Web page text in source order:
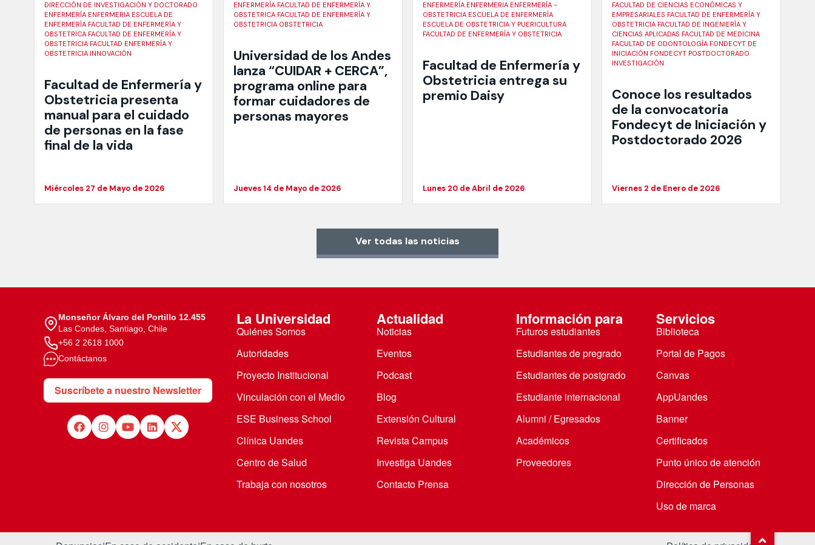
DIRECCIÓN DE INVESTIGACIÓN Y DOCTORADO
ENFERMERÍA ENFERMERIA ESCUELA DE
ENFERMERÍA FACULTAD DE ENFERMERÍA Y
OBSTETRICA FACULTAD DE ENFERMERÍA Y
OBSTETRICIA FACULTAD ENFERMERÍA Y
OBSTETRICIA INNOVACIÓN
Facultad de Enfermería y
Obstetricia presenta
manual para el cuidado
de personas en la fase
final de la vida
Miércoles 27 de Mayo de 2026
ENFERMERÍA FACULTAD DE ENFERMERÍA Y
OBSTETRICA FACULTAD DE ENFERMERÍA Y
OBSTETRICIA OBSTETRICIA
Universidad de los Andes
lanza “CUIDAR + CERCA”,
programa online para
formar cuidadores de
personas mayores
Jueves 14 de Mayo de 2026
ENFERMERÍA ENFERMERIA ENFERMERÍA -
OBSTETRICIA ESCUELA DE ENFERMERÍA
ESCUELA DE OBSTETRICIA Y PUERICULTURA
FACULTAD DE ENFERMERÍA Y OBSTETRICIA
Facultad de Enfermería y
Obstetricia entrega su
premio Daisy
Lunes 20 de Abril de 2026
FACULTAD DE CIENCIAS ECONÓMICAS Y
EMPRESARIALES FACULTAD DE ENFERMERÍA Y
OBSTETRICIA FACULTAD DE INGENIERÍA Y
CIENCIAS APLICADAS FACULTAD DE MEDICINA
FACULTAD DE ODONTOLOGÍA FONDECYT DE
INICIACIÓN FONDECYT POSTDOCTORADO
INVESTIGACIÓN
Conoce los resultados
de la convocatoria
Fondecyt de Iniciación y
Postdoctorado 2026
Viernes 2 de Enero de 2026
Ver todas las noticias
Monseñor Álvaro del Portillo 12.455
Las Condes, Santiago, Chile
+56 2 2618 1000
Contáctanos
Suscríbete a nuestro Newsletter
La Universidad
Quiénes Somos
Autoridades
Proyecto Institucional
Vinculación con el Medio
ESE Business School
Clínica Uandes
Centro de Salud
Trabaja con nosotros
Actualidad
Noticias
Eventos
Podcast
Blog
Extensión Cultural
Revista Campus
Investiga Uandes
Contacto Prensa
Información para
Futuros estudiantes
Estudiantes de pregrado
Estudiantes de postgrado
Estudiante internacional
Alumni / Egresados
Académicos
Proveedores
Servicios
Biblioteca
Portal de Pagos
Canvas
AppUandes
Banner
Certificados
Punto único de atención
Dirección de Personas
Uso de marca